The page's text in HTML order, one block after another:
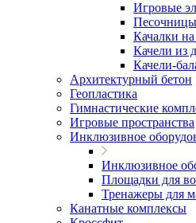
Игровые
Песочницы
Качалки
Качели из
Качели-
Архитектурный бетон
Геопластика
Гимнастические
Игровые пространства
Инклюзивное
Инклюзивное
Площадки для
Тренажеры для
Канатные комплексы